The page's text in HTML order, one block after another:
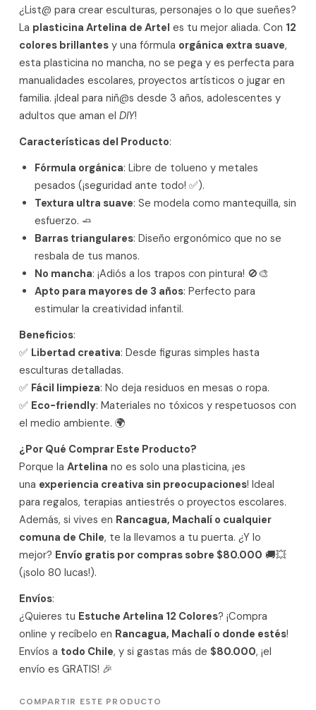
¿List@ para crear esculturas, personajes o lo que sueñes?
La plasticina Artelina de Artel es tu mejor aliada. Con 12
colores brillantesy una fórmula orgánica extra suave,
esta plasticina no mancha, no se pega y es perfecta para
manualidades escolares, proyectos artísticos o jugar en
familia. ¡Ideal para niñ@s desde 3 años, adolescentes y
adultos que aman el DIY!
Características del Producto:
Fórmula orgánica: Libre de tolueno y metales
pesados (¡seguridad ante todo! ✅).
Textura ultra suave: Se modela como mantequilla, sin
esfuerzo. 🧈
Barras triangulares: Diseño ergonómico que no se
resbala de tus manos.
No mancha: ¡Adiós a los trapos con pintura! 🚫🎨
Apto para mayores de 3 años: Perfecto para
estimular la creatividad infantil.
Beneficios:
✅ Libertad creativa: Desde figuras simples hasta
esculturas detalladas.
✅ Fácil limpieza: No deja residuos en mesas o ropa.
✅ Eco-friendly: Materiales no tóxicos y respetuosos con
el medio ambiente. 🌍
¿Por Qué Comprar Este Producto?
Porque la Artelina no es solo una plasticina, ¡es
una experiencia creativa sin preocupaciones! Ideal
para regalos, terapias antiestrés o proyectos escolares.
Además, si vives en Rancagua, Machalí o cualquier
comuna de Chile, te la llevamos a tu puerta. ¿Y lo
mejor? Envío gratis por compras sobre $80.000 🚚💥
(¡solo 80 lucas!).
Envíos:
¿Quieres tu Estuche Artelina 12 Colores? ¡Compra
online y recíbelo en Rancagua, Machalí o donde estés!
Envíos a todo Chile, y si gastas más de $80.000, ¡el
envío es GRATIS! 🎉
COMPARTIR ESTE PRODUCTO